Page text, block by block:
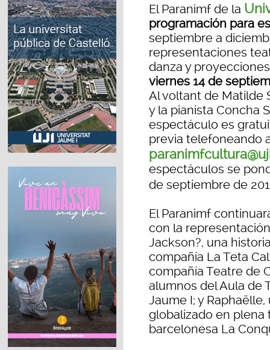
El Paranimf de la
programación para
septiembre a
representaciones
danza y
viernes 14 de
Al voltant de Matilde
y la pianista Concha
espectáculo es
previa telefoneando
espectáculos se
de septiembre de
El Paranimf
con la
Jackson?, una
compañía La Teta
compañía Teatre de
alumnos del Aula de
Jaume I; y
globalizado en plena
barcelonesa La